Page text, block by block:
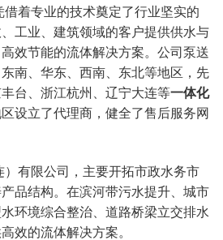
借着专业的技术奠定了行业坚实的
工业、建筑领域的客户提供供水与
效节能的流体解决方案。公司泵送
南、华东、西南、东北等地区，先
台、浙江杭州、辽宁大连等一体化
设立了代理商，健全了售后服务网
）有限公司，主要开拓市政水务市
品结构。在滨河带污水提升、城市
环境综合整治、道路桥梁立交排水
效的流体解决方案。